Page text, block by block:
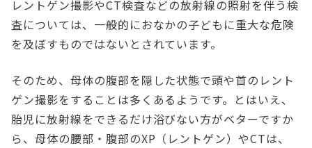
レントゲン撮影やCT検査などの放射線の照射を伴う検
査については、一般的におなかの子どもに重大な危険
を及ぼすものではないとされています。
そのため、母体の腹部を隠した状態で頭や首のレント
ゲン撮影をすることは多くあるようです。とはいえ、
胎児に放射線をできるだけ浴びない方がベターですか
ら、母体の腰部・腹部のXP（レントゲン）やCTは、